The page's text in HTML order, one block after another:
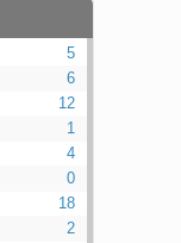
5
6
12
1
4
0
18
2